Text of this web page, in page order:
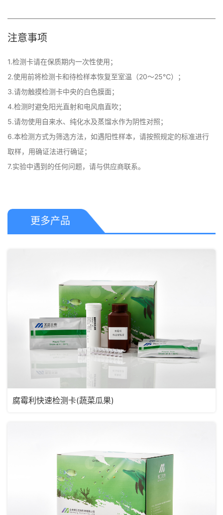
注意事项
1.检测卡请在保质期内一次性使用；
2.使用前将检测卡和待检样本恢复至室温（20～25℃）；
3.请勿触摸检测卡中央的白色膜面；
4.检测时避免阳光直射和电风扇直吹；
5.请勿使用自来水、纯化水及蒸馏水作为阴性对照；
6.本检测方式为筛选方法，如遇阳性样本，请按照规定的标准进行
取样，用确证法进行确证；
7.实验中遇到的任何问题，请与供应商联系。
更多产品
腐霉利快速检测卡(蔬菜瓜果)